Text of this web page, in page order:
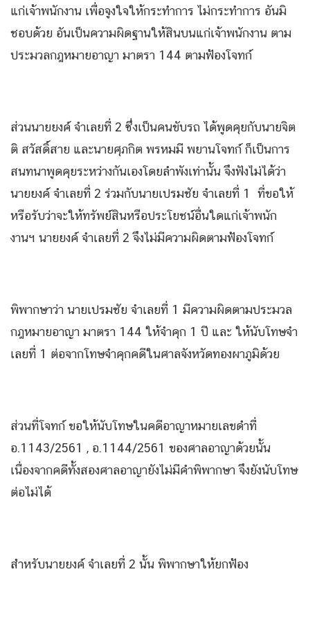
แก่เจ้าพนักงาน เพื่อจูงใจให้กระทำการ ไม่กระทำการ อันมิ
ชอบด้วย อันเป็นความผิดฐานให้สินบนแก่เจ้าพนักงาน ตาม
ประมวลกฎหมายอาญา มาตรา 144 ตามฟ้องโจทก์
ส่วนนายยงค์ จำเลยที่ 2 ซึ่งเป็นคนขับรถ ได้พูดคุยกับนายจิต
ติ สวัสดิ์สาย และนายศุภกิต พรหมมี พยานโจทก์ ก็เป็นการ
สนทนาพูดคุยระหว่างกันเองโดยลำพังเท่านั้น จึงฟังไม่ได้ว่า
นายยงค์ จำเลยที่ 2 ร่วมกับนายเปรมชัย จำเลยที่ 1 ที่ขอให้
หรือรับว่าจะให้ทรัพย์สินหรือประโยชน์อื่นใดแก่เจ้าพนัก
งานฯ นายยงค์ จำเลยที่ 2 จึงไม่มีความผิดตามฟ้องโจทก์
พิพากษาว่า นายเปรมชัย จำเลยที่ 1 มีความผิดตามประมวล
กฎหมายอาญา มาตรา 144 ให้จำคุก 1 ปี และ ให้นับโทษจำ
เลยที่ 1 ต่อจากโทษจำคุกคดีในศาลจังหวัดทองผาภูมิด้วย
ส่วนที่โจทก์ ขอให้นับโทษในคดีอาญาหมายเลขดำที่
อ.1143/2561 , อ.1144/2561 ของศาลอาญาด้วยนั้น
เนื่องจากคดีทั้งสองศาลอาญายังไม่มีคำพิพากษา จึงยังนับโทษ
ต่อไม่ได้
สำหรับนายยงค์ จำเลยที่ 2 นั้น พิพากษาให้ยกฟ้อง